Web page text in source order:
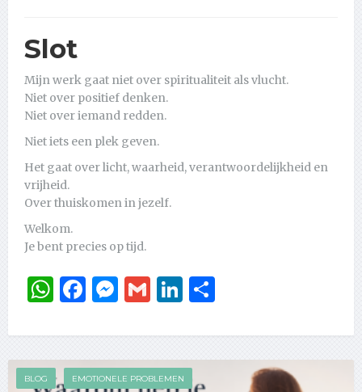
Slot
Mijn werk gaat niet over spiritualiteit als vlucht.
Niet over positief denken.
Niet over iemand redden.
Niet iets een plek geven.
Het gaat over licht, waarheid, verantwoordelijkheid en
vrijheid.
Over thuiskomen in jezelf.
Welkom.
Je bent precies op tijd.
WhatsApp
Facebook
Messenger
GmailLinkedIn
BLOG EMOTIONELE PROBLEMEN